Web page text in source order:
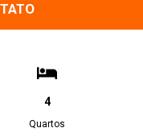
4
Quartos